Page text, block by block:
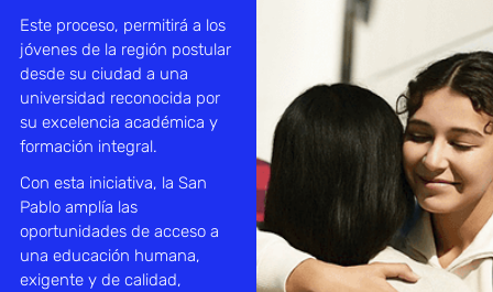
Este proceso, permitirá a los
jóvenes de la región postular
desde su ciudad a una
universidad reconocida por
su excelencia académica y
formación integral.
Con esta iniciativa, la San
Pablo amplía las
oportunidades de acceso a
una educación humana,
exigente y de calidad,